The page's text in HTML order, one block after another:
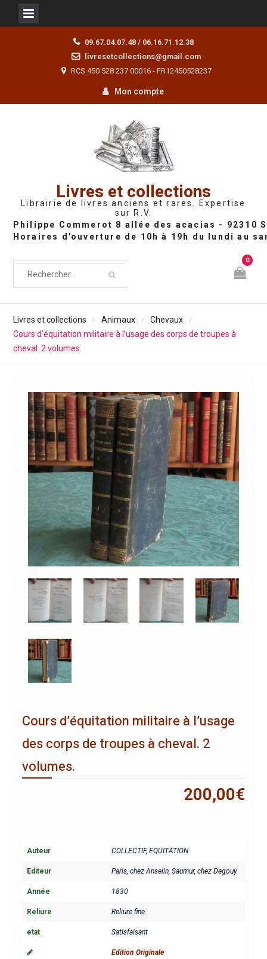
09.67.04.07.48 / 06.16.71.12.38
livresetcollections@gmail.com
RCS 450 528 237 00016 - FR12450528237
Mon compte
Livres et collections
Librairie de livres anciens et rares. Expertise
sur R.V.
0
Livres et collections Animaux
Chevaux
Cours d’équitation militaire à l’usage des corps de troupes à
cheval. 2 volumes.
Cours d’équitation militaire à l’usage
des corps de troupes à cheval. 2
volumes.
200,00€
Auteur COLLECTIF, EQUITATION
Editeur Paris, chez Anselin, Saumur, chez Degouy
Année 1830
Reliure Reliure fine
etat Satisfaisant
Edition Originale